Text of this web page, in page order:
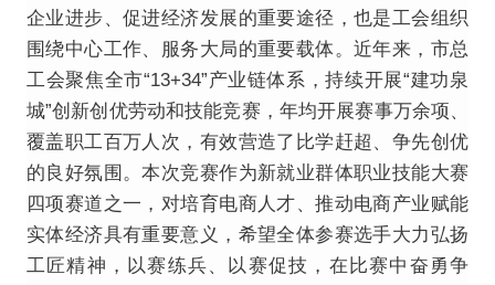
企业进步、促进经济发展的重要途径，也是工会组织
围绕中心工作、服务大局的重要载体。近年来，市总
工会聚焦全市“13+34”产业链体系，持续开展“建功泉
城”创新创优劳动和技能竞赛，年均开展赛事万余项、
覆盖职工百万人次，有效营造了比学赶超、争先创优
的良好氛围。本次竞赛作为新就业群体职业技能大赛
四项赛道之一，对培育电商人才、推动电商产业赋能
实体经济具有重要意义，希望全体参赛选手大力弘扬
工匠精神，以赛练兵、以赛促技，在比赛中奋勇争